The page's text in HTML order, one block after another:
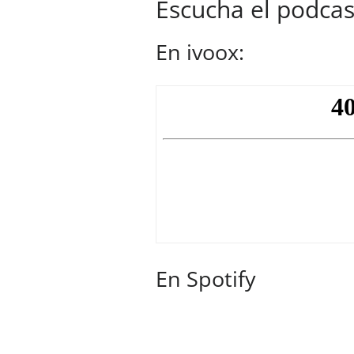
Escucha el
En ivoox:
En Spotify